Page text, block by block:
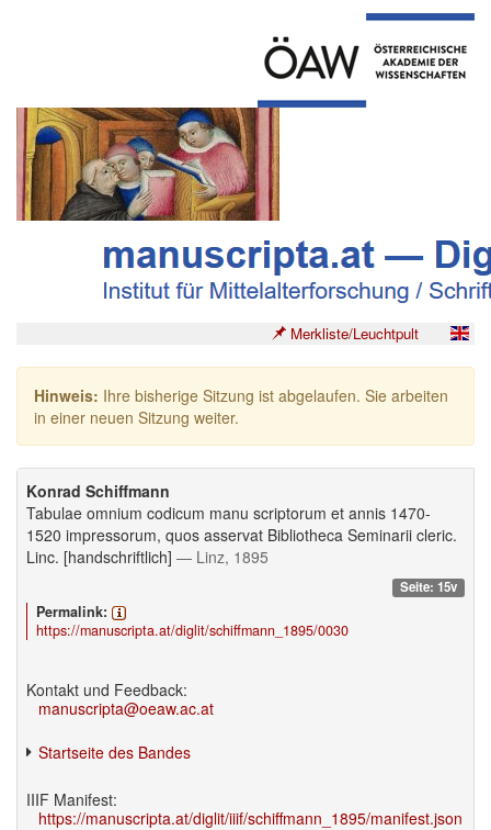
Merkliste/Leuchtpult
Hinweis: Ihre bisherige Sitzung ist abgelaufen. Sie arbeiten
in einer neuen Sitzung weiter.
Konrad Schiffmann
Tabulae omnium codicum manu scriptorum et annis 1470-
1520 impressorum, quos asservat Bibliotheca Seminarii cleric.
Linc. [handschriftlich] — Linz, 1895
Seite: 15v
Permalink:
https://manuscripta.at/diglit/schiffmann_1895/0030
Kontakt und Feedback:
manuscripta@oeaw.ac.at
Startseite des Bandes
IIIF Manifest:
https://manuscripta.at/diglit/iiif/schiffmann_1895/manifest.json